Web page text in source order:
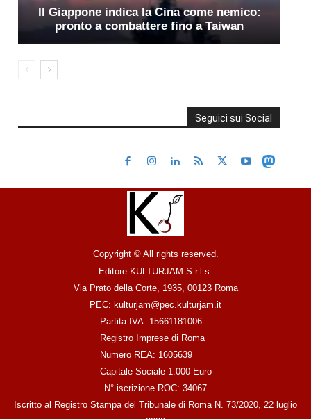
Il Giappone indica la Cina come nemico:
pronto a combattere fino a Taiwan
Seguici sui Social
Copyright © All rights reserved.
Editore KULTURJAM S.r.l.s.
Via Prato della Corte, 1935, 00123 Roma
PEC: kulturjam@pec.kulturjam.it
Partita IVA: 15661181006
Registro Imprese di Roma
Numero REA: 1605639
Capitale Sociale 1.000 Euro
N° iscrizione ROC: 34067
Iscritto al Registro Stampa del Tribunale di Roma N. 73/2020, 22 luglio